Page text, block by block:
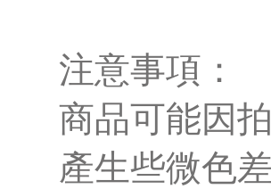
注意事項：
商品可能因
產生些微色